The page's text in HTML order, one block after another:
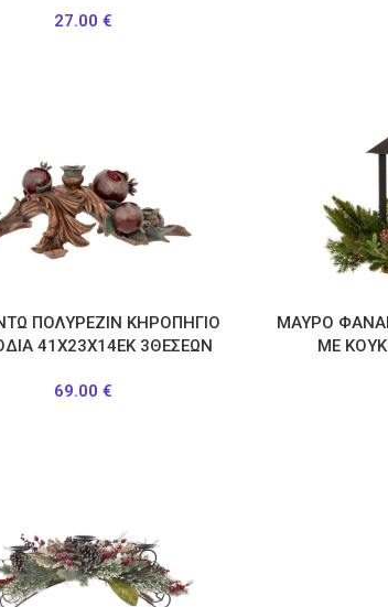
27.00€
ΠΟΛΥΡΕΖΙΝ ΚΗΡΟΠΗΓΙΟ
41Χ23Χ14ΕΚ 3ΘΕΣΕΩΝ
69.00€
ΜΑΥΡΟ
ΜΕ